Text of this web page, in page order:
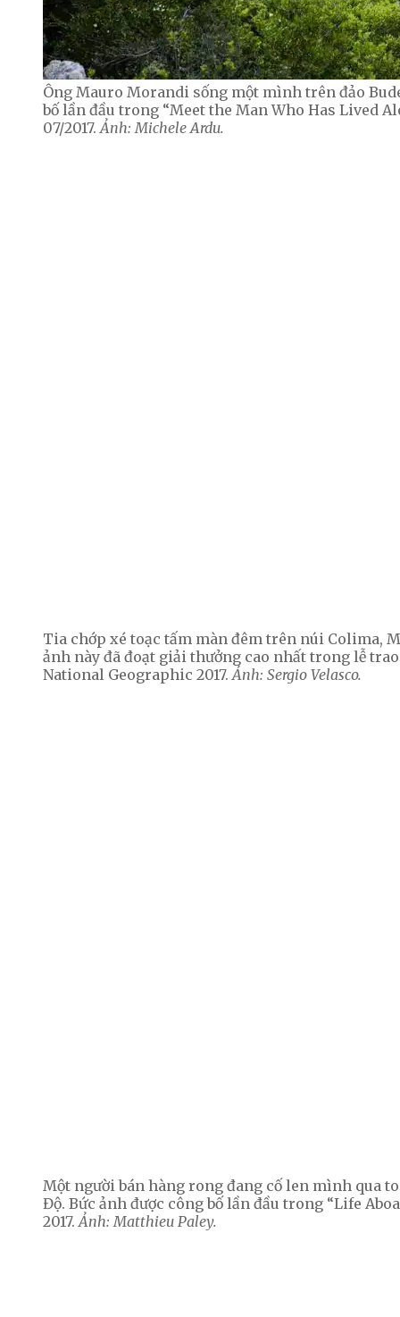
Ông Mauro Morandi sống một mình trên đảo
bố lần đầu trong “Meet the Man Who Has Lived
07/2017.Ảnh: Michele Ardu.
Tia chớp xé toạc tấm màn đêm trên núi Colima,
ảnh này đã đoạt giải thưởng cao nhất trong lễ
National Geographic 2017.Ảnh: Sergio Velasco.
Một người bán hàng rong đang cố len mình qua
Độ. Bức ảnh được công bố lần đầu trong “Life
2017.Ảnh: Matthieu Paley.